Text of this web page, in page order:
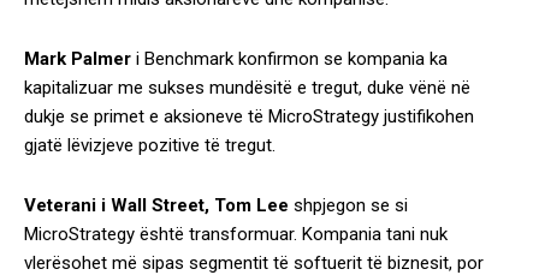
Mark Palmer i Benchmark konfirmon se kompania ka
kapitalizuar me sukses mundësitë e tregut, duke vënë në
dukje se primet e aksioneve të MicroStrategy justifikohen
gjatë lëvizjeve pozitive të tregut.
Veterani i Wall Street, Tom Lee shpjegon se si
MicroStrategy është transformuar. Kompania tani nuk
vlerësohet më sipas segmentit të softuerit të biznesit, por